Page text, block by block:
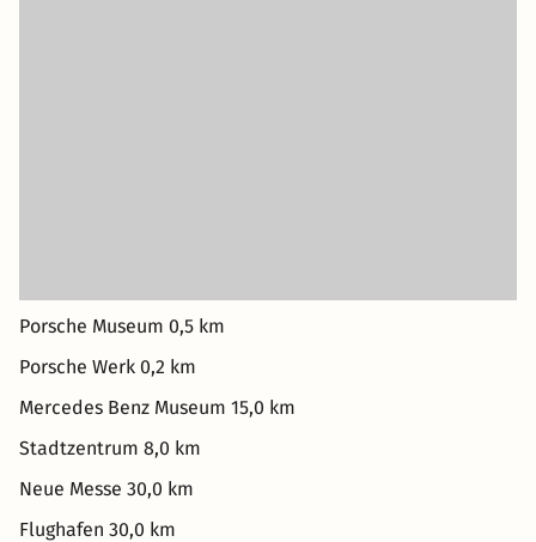
Porsche Museum 0,5 km
Porsche Werk 0,2 km
Mercedes Benz Museum 15,0 km
Stadtzentrum 8,0 km
Neue Messe 30,0 km
Flughafen 30,0 km